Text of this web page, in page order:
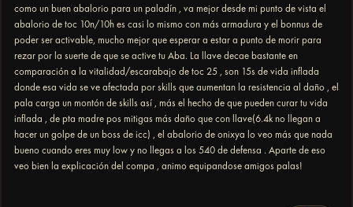
como un buen abalorio para un paladín , va mejor desde mi punto de vista el
abalorio de toc 10n/10h es casi lo mismo con más armadura y el bonnus de
poder ser activable, mucho mejor que esperar a estar a punto de morir para
rezar por la suerte de que se active tu Aba. La llave decae bastante en
comparación a la vitalidad/escarabajo de toc 25 , son 15s de vida inflada
donde esa vida se ve afectada por skills que aumentan la resistencia al daño , el
pala carga un montón de skills así , más el hecho de que pueden curar tu vida
inflada , de pta madre pos mitigas más daño que con llave(6.4k no llegan a
hacer un golpe de un boss de icc) , el abalorio de onixya lo veo más que nada
bueno cuando eres muy low y no llegas a los 540 de defensa . Aparte de eso
veo bien la explicación del compa , animo equipandose amigos palas!